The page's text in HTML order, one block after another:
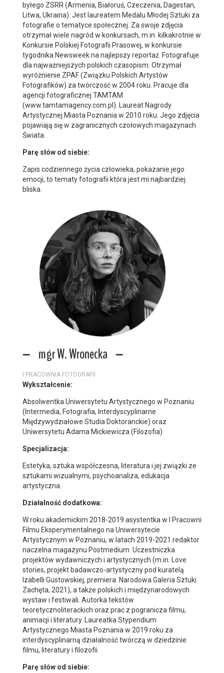
byłego ZSRR (Armenia, Białoruś, Czeczenia, Dagestan,
Litwa, Ukraina). Jest laureatem Medalu Młodej Sztuki za
fotografie o tematyce społecznej. Za swoje zdjęcia
otrzymał wiele nagród w konkursach, m.in. kilkakrotnie w
Konkursie Polskiej Fotografii Prasowej, w konkursie
tygodnika Newsweek na najlepszy reportaż. Fotografuje
dla najważniejszych polskich czasopism. Otrzymał
wyróżnienie ZPAF (Związku Polskich Artystów
Fotografików) za twórczość w 2004 roku. Pracuje dla
agencji fotograficznej TAMTAM
(www.tamtamagency.com.pl). Laureat Nagrody
Artystycznej Miasta Poznania w 2010 roku. Jego zdjęcia
pojawiają się w zagranicznych czołowych magazynach
Świata.
Parę słów od siebie:
Zapis codziennego życia człowieka, pokazanie jego
emocji, to tematy fotografii która jest mi najbardziej
bliska.
mgr W. Wronecka
I PRACOWNIA FOTOGRAFII
Wykształcenie:
Absolwentka Uniwersytetu Artystycznego w Poznaniu
(Intermedia, Fotografia, Interdyscyplinarne
Międzywydziałowe Studia Doktoranckie) oraz
Uniwersytetu Adama Mickiewicza (Filozofia)
Specjalizacja:
Estetyka, sztuka współczesna, literatura i jej związki ze
sztukami wizualnymi, psychoanaliza, edukacja
artystyczna.
Działalność dodatkowa:
W roku akademickim 2018-2019 asystentka w I Pracowni
Filmu Eksperymentalnego na Uniwersytecie
Artystycznym w Poznaniu, w latach 2019-2021 redaktor
naczelna magazynu Postmedium. Uczestniczka
projektów wydawniczych i artystycznych (m.in. Love
stories, projekt badawczo-artystyczny pod kuratelą
Izabelli Gustowskiej, premiera: Narodowa Galeria Sztuki
Zachęta, 2021), a także polskich i międzynarodowych
wystaw i festiwali. Autorka tekstów
teoretycznoliterackich oraz prac z pogranicza filmu,
animacji i literatury. Laureatka Stypendium
Artystycznego Miasta Poznania w 2019 roku za
interdyscyplinarną działalność twórczą w dziedzinie
filmu, literatury i filozofii.
Parę słów od siebie: